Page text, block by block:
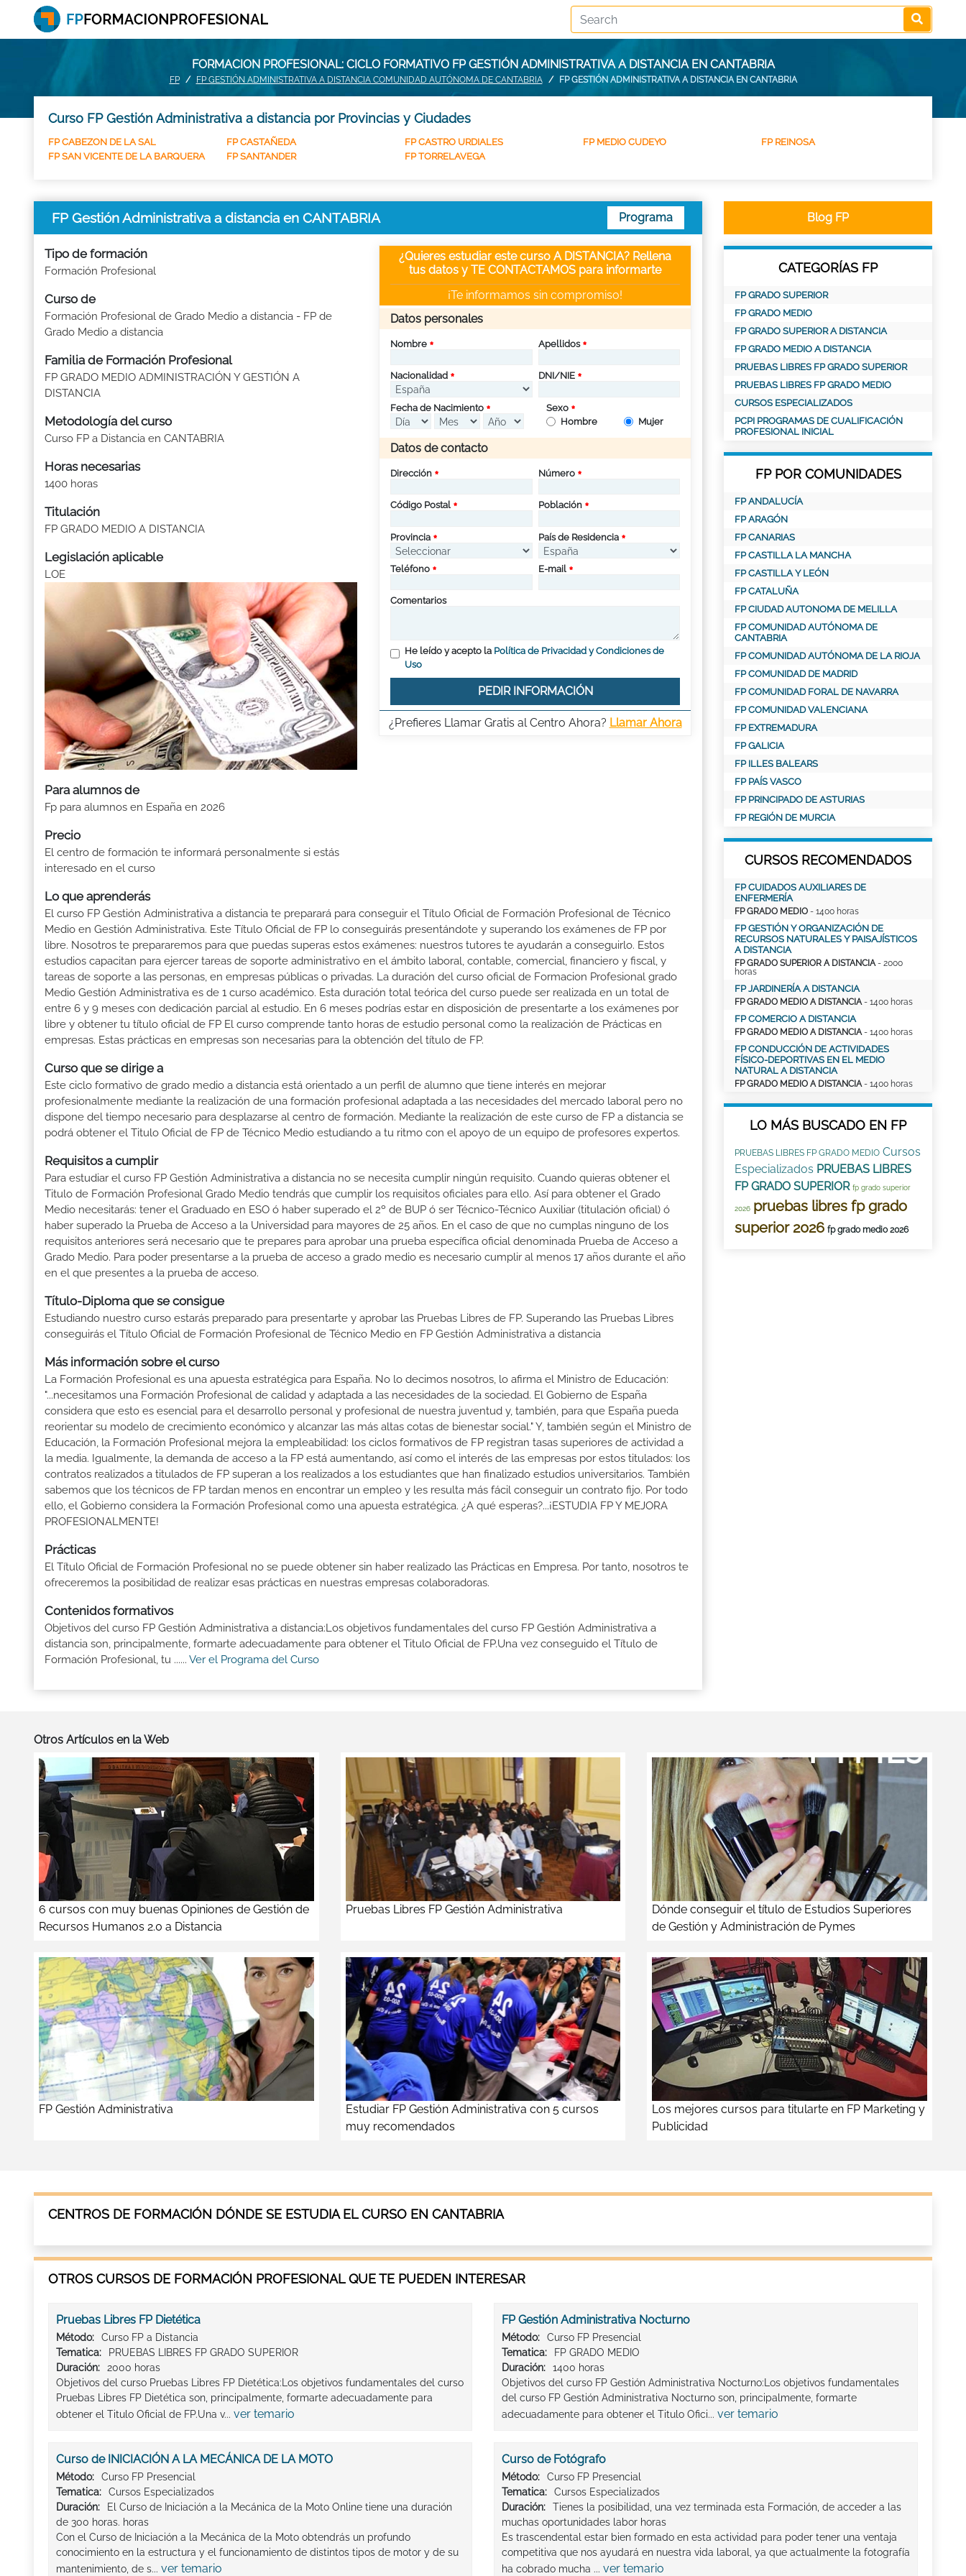
FORMACION PROFESIONAL: CICLO FORMATIVO FP GESTIÓN ADMINISTRATIVA A DISTANCIA EN CANTABRIA
FP FP GESTIÓN ADMINISTRATIVA A DISTANCIA COMUNIDAD AUTÓNOMA DE CANTABRIA FP GESTIÓN ADMINISTRATIVA A DISTANCIA EN CANTABRIA
Curso FP Gestión Administrativa a distancia por Provincias y Ciudades
FP CABEZON DE LA SAL FP CASTAÑEDA FP CASTRO URDIALES FP MEDIO CUDEYO
FP REINOSA
FP SAN VICENTE DE LA BARQUERA
FP SANTANDER FP TORRELAVEGA
FP Gestión Administrativa a distancia en CANTABRIA Programa
Tipo de formación
Formación Profesional
Curso de
Formación Profesional de Grado Medio a distancia - FP de
Grado Medio a distancia
Familia de Formación Profesional
FP GRADO MEDIO ADMINISTRACIÓN Y GESTIÓN A
DISTANCIA
Metodología del curso
Curso FP a Distancia en CANTABRIA
Horas necesarias
1400 horas
Titulación
FP GRADO MEDIO A DISTANCIA
Legislación aplicable
LOE
Para alumnos de
Fp para alumnos en España en 2026
Precio
El centro de formación te informará personalmente si estás
interesado en el curso
¿Quieres estudiar este curso A DISTANCIA? Rellena
tus datos y TE CONTACTAMOS para informarte
¡Te informamos sin compromiso!
Datos personales
Nombre Apellidos
Nacionalidad DNI/NIE
Fecha de Nacimiento
Sexo
Hombre
Mujer
Datos de contacto
Dirección Número
Código Postal Población
Provincia País de Residencia
Teléfono E-mail
Comentarios
He leído y acepto la Política de Privacidad y Condiciones de
Uso
PEDIR INFORMACIÓN
¿Prefieres Llamar Gratis al Centro Ahora? Llamar Ahora
Lo que aprenderás
El curso FP Gestión Administrativa a distancia te preparará para conseguir el Título Oficial de Formación Profesional de Técnico
Medio en Gestión Administrativa. Este Título Oficial de FP lo conseguirás presentándote y superando los exámenes de FP por
libre. Nosotros te prepararemos para que puedas superas estos exámenes: nuestros tutores te ayudarán a conseguirlo. Estos
estudios capacitan para ejercer tareas de soporte administrativo en el ámbito laboral, contable, comercial, financiero y fiscal, y
tareas de soporte a las personas, en empresas públicas o privadas. La duración del curso oficial de Formacion Profesional grado
Medio Gestión Administrativa es de 1 curso académico. Esta duración total teórica del curso puede ser realizada en un total de
entre 6 y 9 meses con dedicación parcial al estudio. En 6 meses podrías estar en disposición de presentarte a los exámenes por
libre y obtener tu título oficial de FP El curso comprende tanto horas de estudio personal como la realización de Prácticas en
empresas. Estas prácticas en empresas son necesarias para la obtención del título de FP.
Curso que se dirige a
Este ciclo formativo de grado medio a distancia está orientado a un perfil de alumno que tiene interés en mejorar
profesionalmente mediante la realización de una formación profesional adaptada a las necesidades del mercado laboral pero no
dispone del tiempo necesario para desplazarse al centro de formación. Mediante la realización de este curso de FP a distancia se
podrá obtener el Titulo Oficial de FP de Técnico Medio estudiando a tu ritmo con el apoyo de un equipo de profesores expertos.
Requisitos a cumplir
Para estudiar el curso FP Gestión Administrativa a distancia no se necesita cumplir ningún requisito. Cuando quieras obtener el
Titulo de Formación Profesional Grado Medio tendrás que cumplir los requisitos oficiales para ello. Así para obtener el Grado
Medio necesitarás: tener el Graduado en ESO ó haber superado el 2º de BUP ó ser Técnico-Técnico Auxiliar (titulación oficial) ó
haber superado la Prueba de Acceso a la Universidad para mayores de 25 años. En el caso de que no cumplas ninguno de los
requisitos anteriores será necesario que te prepares para aprobar una prueba específica oficial denominada Prueba de Acceso a
Grado Medio. Para poder presentarse a la prueba de acceso a grado medio es necesario cumplir al menos 17 años durante el año
en el que presentes a la prueba de acceso.
Título-Diploma que se consigue
Estudiando nuestro curso estarás preparado para presentarte y aprobar las Pruebas Libres de FP. Superando las Pruebas Libres
conseguirás el Título Oficial de Formación Profesional de Técnico Medio en FP Gestión Administrativa a distancia
Más información sobre el curso
La Formación Profesional es una apuesta estratégica para España. No lo decimos nosotros, lo afirma el Ministro de Educación:
"...necesitamos una Formación Profesional de calidad y adaptada a las necesidades de la sociedad. El Gobierno de España
considera que esto es esencial para el desarrollo personal y profesional de nuestra juventud y, también, para que España pueda
reorientar su modelo de crecimiento económico y alcanzar las más altas cotas de bienestar social." Y, también según el Ministro de
Educación, la Formación Profesional mejora la empleabilidad: los ciclos formativos de FP registran tasas superiores de actividad a
la media. Igualmente, la demanda de acceso a la FP está aumentando, así como el interés de las empresas por estos titulados: los
contratos realizados a titulados de FP superan a los realizados a los estudiantes que han finalizado estudios universitarios. También
sabemos que los técnicos de FP tardan menos en encontrar un empleo y les resulta más fácil conseguir un contrato fijo. Por todo
ello, el Gobierno considera la Formación Profesional como una apuesta estratégica. ¿A qué esperas?...¡ESTUDIA FP Y MEJORA
PROFESIONALMENTE!
Prácticas
El Título Oficial de Formación Profesional no se puede obtener sin haber realizado las Prácticas en Empresa. Por tanto, nosotros te
ofreceremos la posibilidad de realizar esas prácticas en nuestras empresas colaboradoras.
Contenidos formativos
Objetivos del curso FP Gestión Administrativa a distancia:Los objetivos fundamentales del curso FP Gestión Administrativa a
distancia son, principalmente, formarte adecuadamente para obtener el Titulo Oficial de FP.Una vez conseguido el Título de
Formación Profesional, tu ...... Ver el Programa del Curso
Blog FP
CATEGORÍAS FP
FP GRADO SUPERIOR
FP GRADO MEDIO
FP GRADO SUPERIOR A DISTANCIA
FP GRADO MEDIO A DISTANCIA
PRUEBAS LIBRES FP GRADO SUPERIOR
PRUEBAS LIBRES FP GRADO MEDIO
CURSOS ESPECIALIZADOS
PCPI PROGRAMAS DE CUALIFICACIÓN
PROFESIONAL INICIAL
FP POR COMUNIDADES
FP ANDALUCÍA
FP ARAGÓN
FP CANARIAS
FP CASTILLA LA MANCHA
FP CASTILLA Y LEÓN
FP CATALUÑA
FP CIUDAD AUTONOMA DE MELILLA
FP COMUNIDAD AUTÓNOMA DE
CANTABRIA
FP COMUNIDAD AUTÓNOMA DE LA RIOJA
FP COMUNIDAD DE MADRID
FP COMUNIDAD FORAL DE NAVARRA
FP COMUNIDAD VALENCIANA
FP EXTREMADURA
FP GALICIA
FP ILLES BALEARS
FP PAÍS VASCO
FP PRINCIPADO DE ASTURIAS
FP REGIÓN DE MURCIA
CURSOS RECOMENDADOS
FP CUIDADOS AUXILIARES DE
ENFERMERÍA
FP GRADO MEDIO - 1400 horas
FP GESTIÓN Y ORGANIZACIÓN DE
RECURSOS NATURALES Y PAISAJÍSTICOS
A DISTANCIA
FP GRADO SUPERIOR A DISTANCIA- 2000
horas
FP JARDINERÍA A DISTANCIA
FP GRADO MEDIO A DISTANCIA- 1400 horas
FP COMERCIO A DISTANCIA
FP GRADO MEDIO A DISTANCIA- 1400 horas
FP CONDUCCIÓN DE ACTIVIDADES
FÍSICO-DEPORTIVAS EN EL MEDIO
NATURAL A DISTANCIA
FP GRADO MEDIO A DISTANCIA- 1400 horas
LO MÁS BUSCADO EN FP
PRUEBAS LIBRES FP GRADO MEDIO Cursos
Especializados PRUEBAS LIBRES
FP GRADO SUPERIOR fp grado superior
2026 pruebas libres fp grado
superior 2026 fp grado medio 2026
Otros Artículos en la Web
6 cursos con muy buenas Opiniones de Gestión de
Recursos Humanos 2.0 a Distancia
Pruebas Libres FP Gestión Administrativa
Dónde conseguir el título de Estudios Superiores
de Gestión y Administración de Pymes
FP Gestión Administrativa
Estudiar FP Gestión Administrativa con 5 cursos
muy recomendados
Los mejores cursos para titularte en FP Marketing y
Publicidad
CENTROS DE FORMACIÓN DÓNDE SE ESTUDIA EL CURSO EN CANTABRIA
OTROS CURSOS DE FORMACIÓN PROFESIONAL QUE TE PUEDEN INTERESAR
Pruebas Libres FP Dietética
Método:
Curso FP a Distancia
Tematica:
PRUEBAS LIBRES FP GRADO SUPERIOR
Duración:
2000 horas
Objetivos del curso Pruebas Libres FP Dietética:Los objetivos fundamentales del curso
Pruebas Libres FP Dietética son, principalmente, formarte adecuadamente para
obtener el Titulo Oficial de FP.Una v... ver temario
FP Gestión Administrativa Nocturno
Método:
Curso FP Presencial
Tematica:
FP GRADO MEDIO
Duración:
1400 horas
Objetivos del curso FP Gestión Administrativa Nocturno:Los objetivos fundamentales
del curso FP Gestión Administrativa Nocturno son, principalmente, formarte
adecuadamente para obtener el Titulo Ofici... ver temario
Curso de INICIACIÓN A LA MECÁNICA DE LA MOTO
Método:
Curso FP Presencial
Tematica:
Cursos Especializados
Duración:
El Curso de Iniciación a la Mecánica de la Moto Online tiene una duración
de 300 horas. horas
Con el Curso de Iniciación a la Mecánica de la Moto obtendrás un profundo
conocimiento en la estructura y el funcionamiento de distintos tipos de motor y de su
mantenimiento, de s... ver temario
Curso de Fotógrafo
Método:
Curso FP Presencial
Tematica:
Cursos Especializados
Duración:
Tienes la posibilidad, una vez terminada esta Formación, de acceder a las
muchas oportunidades labor horas
Es trascendental estar bien formado en esta actividad para poder tener una ventaja
competitiva que nos ayudará en nuestra vida laboral, ya que actualmente la fotografía
ha cobrado mucha ... ver temario